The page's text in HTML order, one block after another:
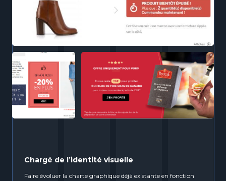
Chargé de l’identité visuelle
Faire évoluer la charte graphique déjà existante en fonction